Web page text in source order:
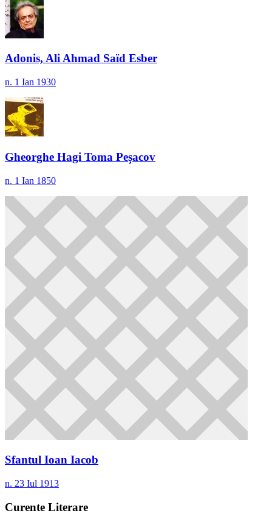
Adonis, Ali Ahmad Saïd Esber
n. 1 Ian 1930
Gheorghe Hagi Toma Peșacov
n. 1 Ian 1850
Sfantul Ioan Iacob
n. 23 Iul 1913
Curente Literare